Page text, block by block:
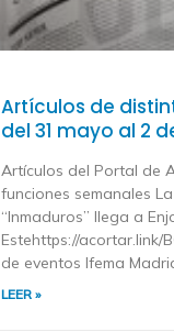
Artículos de
del 31 mayo al 2
Artículos del Portal de
funciones semanales
“Inmaduros” llega a
Estehttps://acortar.link/
de eventos Ifema
LEER »